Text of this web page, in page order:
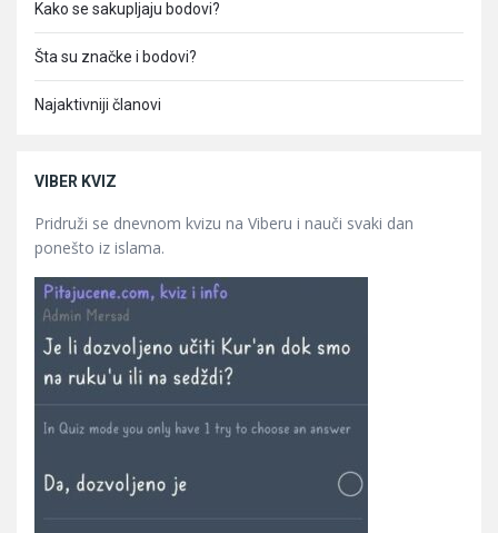
Kako se sakupljaju bodovi?
Šta su značke i bodovi?
Najaktivniji članovi
VIBER KVIZ
Pridruži se dnevnom kvizu na Viberu i nauči svaki dan
ponešto iz islama.